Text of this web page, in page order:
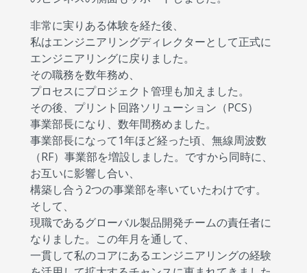
非常に実りある体験を経た後、
私はエンジニアリングディレクターとして正式に
エンジニアリングに戻りました。
その職務を数年務め、
プロセスにプロジェクト管理も加えました。
その後、プリント回路ソリューション（PCS）
事業部長になり、数年間務めました。
事業部長になって1年ほど経った頃、無線周波数
（RF）事業部を増設しました。ですから同時に、
お互いに影響し合い、
構築し合う2つの事業部を率いていたわけです。
そして、
現職であるグローバル製品開発チームの責任者に
なりました。この年月を通して、
一貫して私のコアにあるエンジニアリングの経験